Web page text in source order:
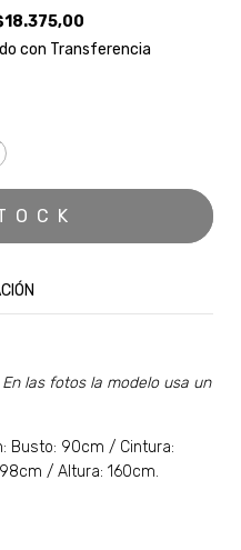
con Transferencia
las fotos la modelo usa un
Busto: 90cm / Cintura:
/ Altura: 160cm.